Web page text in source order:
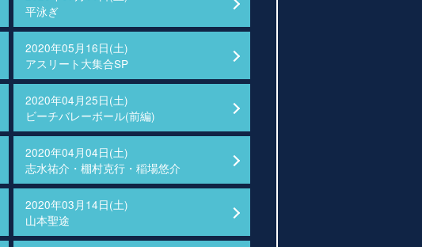
平泳ぎ
2020年05月16日(土)
アスリート大集合SP
2020年04月25日(土)
ビーチバレーボール(前編)
2020年04月04日(土)
志水祐介・棚村克行・稲場悠介
2020年03月14日(土)
山本聖途